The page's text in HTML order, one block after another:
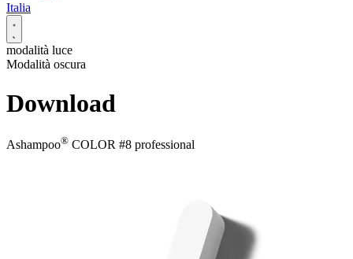
Italia
modalità luce
Modalità oscura
Download
Ashampoo® COLOR #8 professional